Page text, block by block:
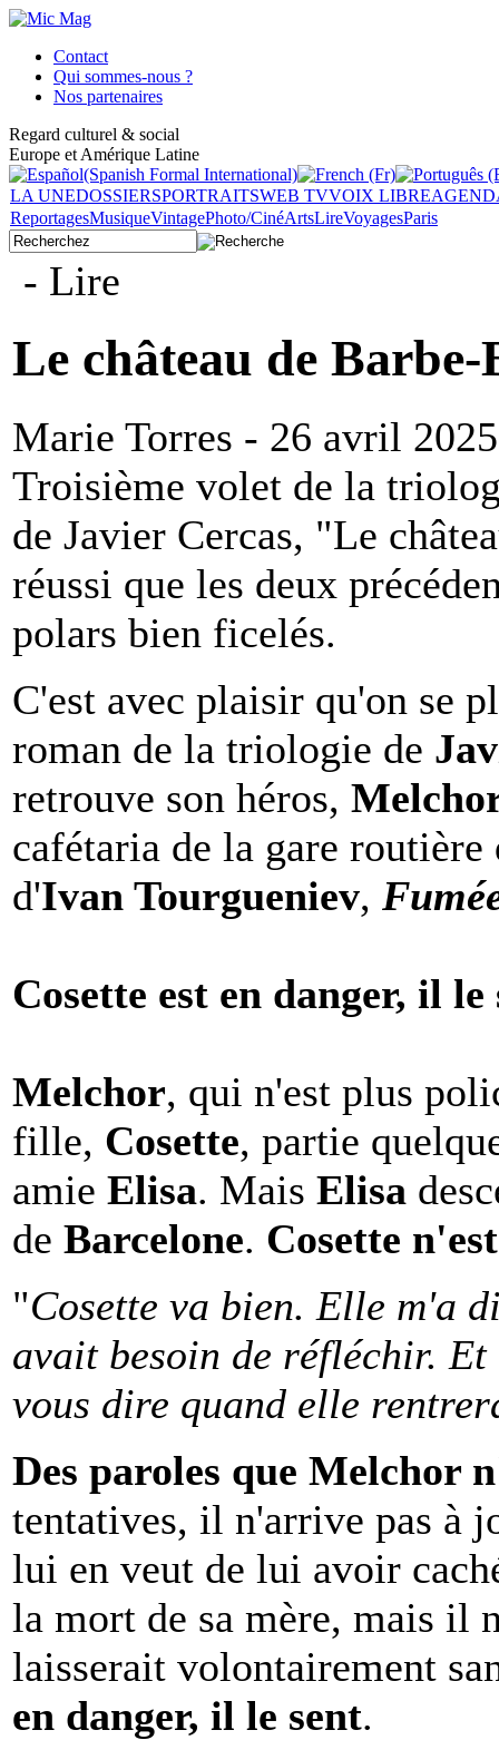
Contact
Qui sommes-nous ?
Nos partenaires
Regard culturel & social
Europe et Amérique Latine
LA UNEDOSSIERSPORTRAITSWEB TVVOIX LIBRE
ReportagesMusiqueVintagePhoto/CinéArtsLireVoyagesParis
- Lire
Le château de
Marie Torres - 26 avril 2025
Troisième volet de la
de Javier Cercas, "Le
réussi que les deux
polars bien ficelés.
C'est avec plaisir qu'on se
roman de la triologie de
retrouve son héros,
cafétaria de la gare
d'Ivan Tourgueniev,
Cosette est en danger, il le
Melchor, qui n'est plus
fille, Cosette, partie
amie Elisa. Mais Elisa
de Barcelone. Cosette
"Cosette va bien. Elle m'a
avait besoin de réfléchir.
vous dire quand elle
Des paroles que Melchor
tentatives, il n'arrive pas à
lui en veut de lui avoir
la mort de sa mère, mais il
laisserait volontairement
en danger, il le sent.